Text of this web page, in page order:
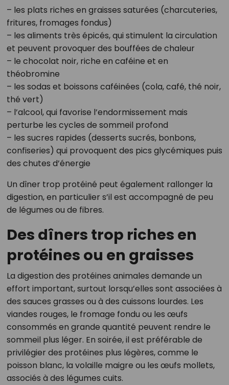
– les plats riches en graisses saturées (charcuteries,
fritures, fromages fondus)
– les aliments très épicés, qui stimulent la circulation
et peuvent provoquer des bouffées de chaleur
– le chocolat noir, riche en caféine et en
théobromine
– les sodas et boissons caféinées (cola, café, thé noir,
thé vert)
– l’alcool, qui favorise l’endormissement mais
perturbe les cycles de sommeil profond
– les sucres rapides (desserts sucrés, bonbons,
confiseries) qui provoquent des pics glycémiques puis
des chutes d’énergie
Un dîner trop protéiné peut également rallonger la
digestion, en particulier s’il est accompagné de peu
de légumes ou de fibres.
Des dîners trop riches en
protéines ou en graisses
La digestion des protéines animales demande un
effort important, surtout lorsqu’elles sont associées à
des sauces grasses ou à des cuissons lourdes. Les
viandes rouges, le fromage fondu ou les œufs
consommés en grande quantité peuvent rendre le
sommeil plus léger. En soirée, il est préférable de
privilégier des protéines plus légères, comme le
poisson blanc, la volaille maigre ou les œufs mollets,
associés à des légumes cuits.